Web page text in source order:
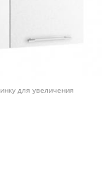
для увеличения